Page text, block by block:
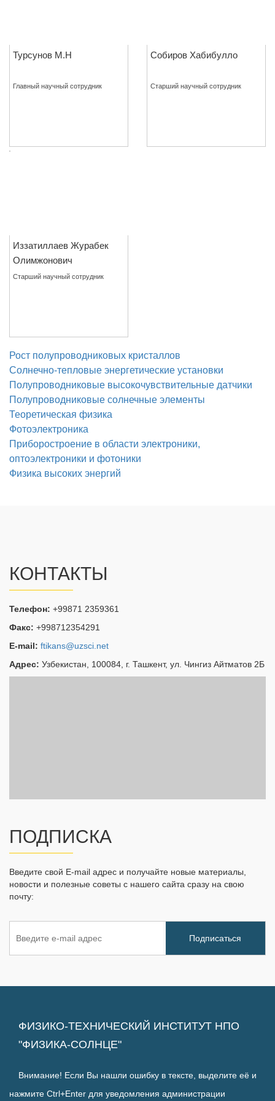
Турсунов М.Н
Главный научный сотрудник
Собиров Хабибулло
Старший научный сотрудник
Иззатиллаев Журабек
Олимжонович
Старший научный сотрудник
Рост полупроводниковых кристаллов
Солнечно-тепловые энергетические установки
Полупроводниковые высокочувствительные датчики
Полупроводниковые солнечные элементы
Теоретическая физика
Фотоэлектроника
Приборостроение в области электроники,
оптоэлектроники и фотоники
Физика высоких энергий
КОНТАКТЫ
Телефон: +99871 2359361
Факс: +998712354291
E-mail: ftikans@uzsci.net
Адрес: Узбекистан, 100084, г. Ташкент, ул. Чингиз Айтматов 2Б
ПОДПИСКА
Введите свой E-mail адрес и получайте новые материалы,
новости и полезные советы с нашего сайта сразу на свою
почту:
ФИЗИКО-ТЕХНИЧЕСКИЙ ИНСТИТУТ НПО
"ФИЗИКА-СОЛНЦЕ"
Внимание! Если Вы нашли ошибку в тексте, выделите её и
нажмите Ctrl+Enter для уведомления администрации